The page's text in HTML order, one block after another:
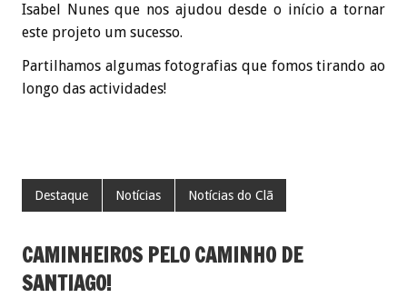
Isabel Nunes que nos ajudou desde o início a tornar
este projeto um sucesso.
Partilhamos algumas fotografias que fomos tirando ao
longo das actividades!
Destaque Notícias Notícias do Clã
CAMINHEIROS PELO CAMINHO DE
SANTIAGO!